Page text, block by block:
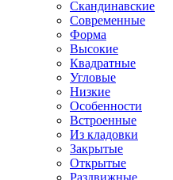
Скандинавские
Современные
Форма
Высокие
Квадратные
Угловые
Низкие
Особенности
Встроенные
Из кладовки
Закрытые
Открытые
Раздвижные